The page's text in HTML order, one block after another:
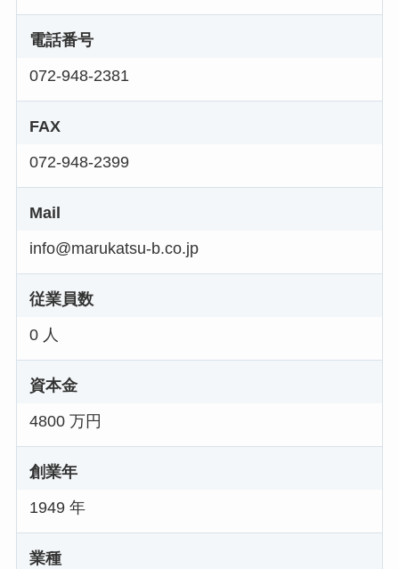
電話番号
072-948-2381
FAX
072-948-2399
Mail
info@marukatsu-b.co.jp
従業員数
0 人
資本金
4800 万円
創業年
1949 年
業種